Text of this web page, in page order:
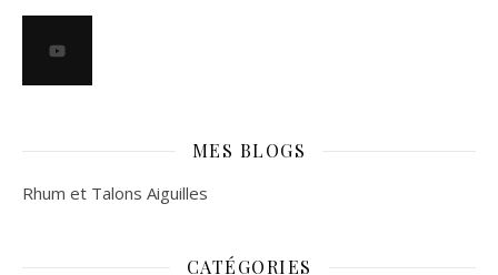
MES BLOGS
Rhum et Talons Aiguilles
CATÉGORIES